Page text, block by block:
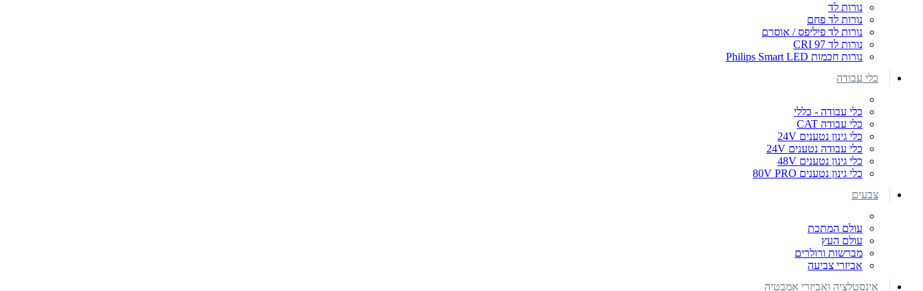
נורות לד
נורות לד פחם
נורות לד פיליפס / אוסרם
נורות לד CRI 97
נורות חכמות Philips Smart LED
כלי עבודה
כלי עבודה - כללי
כלי עבודה CAT
כלי גינון נטענים 24V
כלי עבודה נטענים 24V
כלי גינון נטענים 48V
כלי גינון נטענים 80V PRO
צבעים
עולם המתכת
עולם העץ
מברשות ורולרים
אביזרי צביעה
אינסטלציה ואביזרי אמבטיה